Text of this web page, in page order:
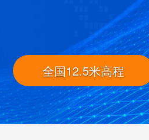
全国12.5米高程